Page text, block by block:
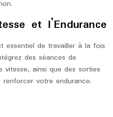
et l’Endurance
essentiel de travailler à la fois
des séances de
ainsi que des sorties
votre endurance.